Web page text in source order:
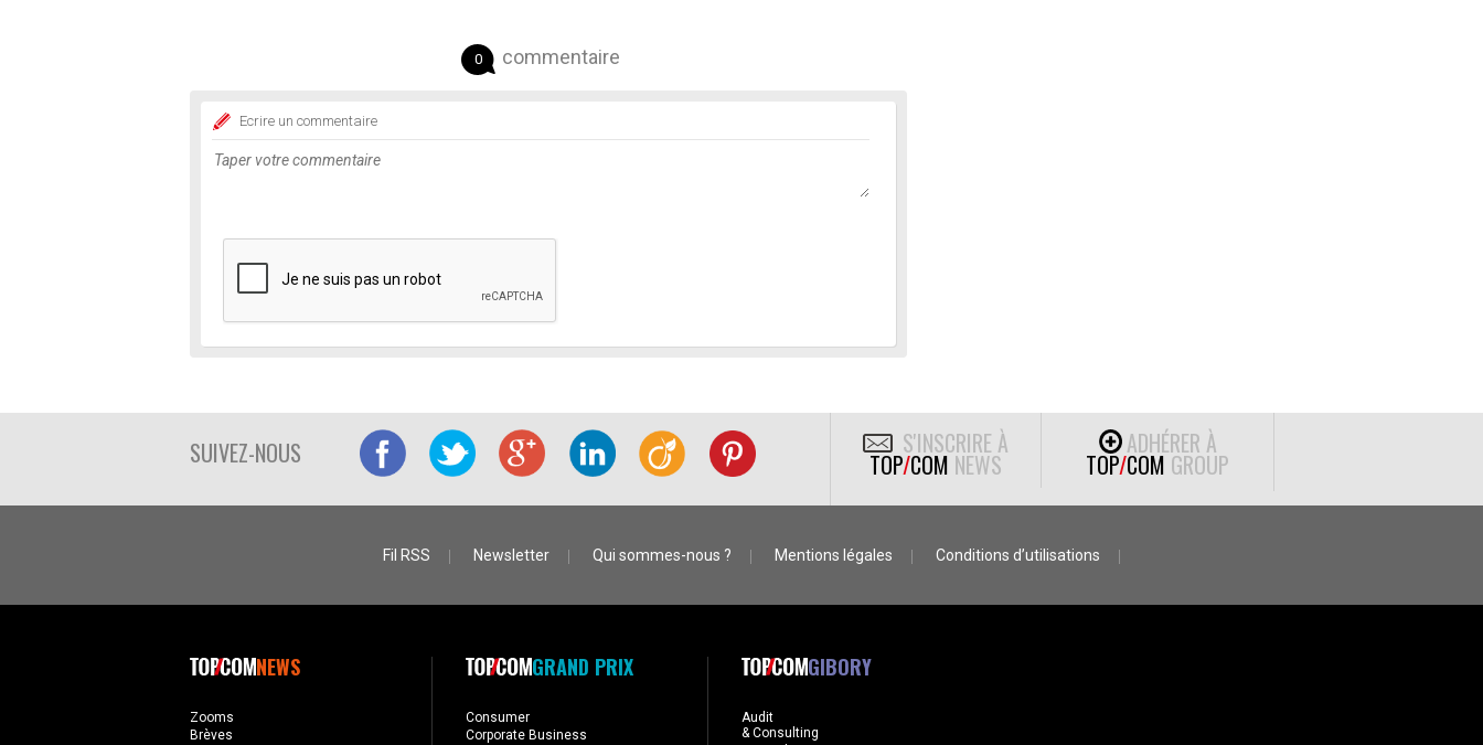
0 commentaire
Ecrire un commentaire
SUIVEZ-NOUS S'INSCRIRE À
TOP/COM NEWS
ADHÉRER À
TOP/COM GROUP
Fil RSS Newsletter Qui sommes-nous ? Mentions légales Conditions d’utilisations
NEWS
Zooms
Brèves
GRAND PRIX
Consumer
Corporate Business
GIBORY
Audit
& Consulting